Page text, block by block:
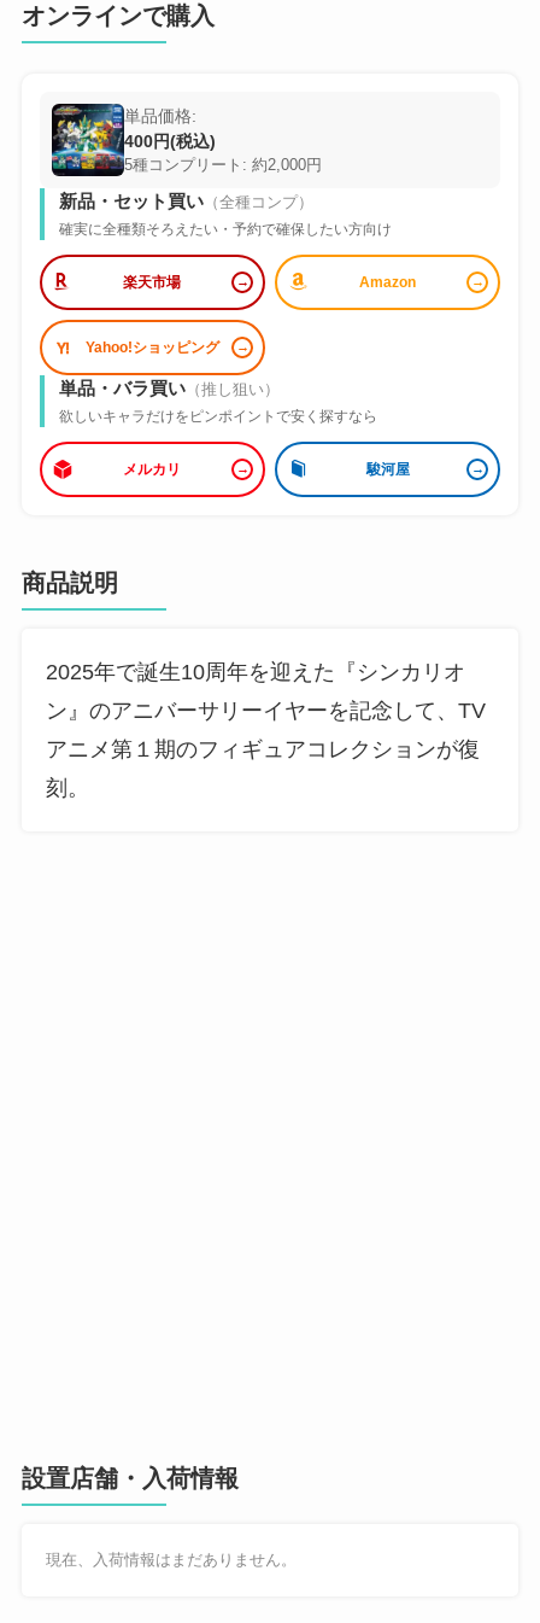
オンラインで購入
単品価格:
400円(税込)
5種コンプリート: 約2,000円
新品・セット買い（全種コンプ）
確実に全種類そろえたい・予約で確保したい方向け
楽天市場 Amazon
Yahoo!ショッピング
単品・バラ買い（推し狙い）
欲しいキャラだけをピンポイントで安く探すなら
メルカリ 駿河屋
商品説明
2025年で誕生10周年を迎えた『シンカリオ
ン』のアニバーサリーイヤーを記念して、TV
アニメ第１期のフィギュアコレクションが復
刻。
設置店舗・入荷情報
現在、入荷情報はまだありません。